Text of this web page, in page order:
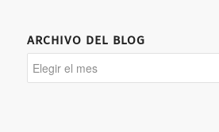
ARCHIVO DEL BLOG